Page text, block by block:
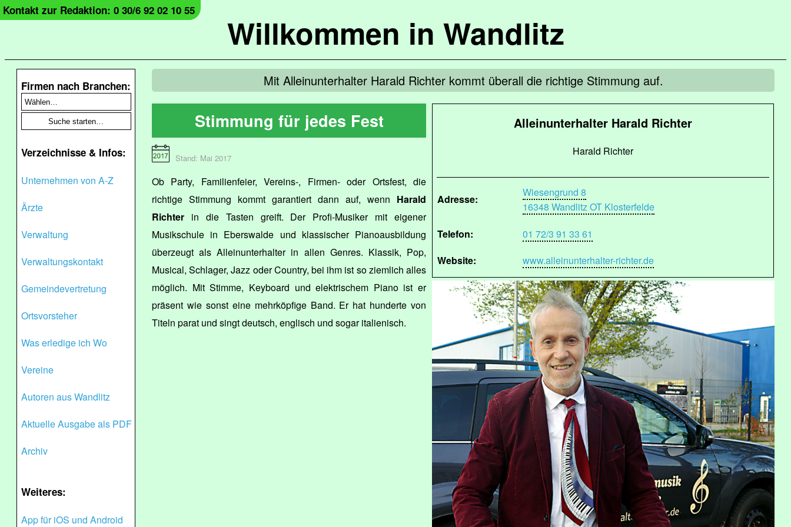
Willkommen in Wandlitz
Kontakt zur Redaktion: 0 30/6 92 02 10 55
Firmen nach Branchen:
Verzeichnisse & Infos:
Unternehmen von A-Z
Ärzte
Verwaltung
Verwaltungskontakt
Gemeindevertretung
Ortsvorsteher
Was erledige ich Wo
Vereine
Autoren aus Wandlitz
Aktuelle Ausgabe als PDF
Archiv
Weiteres:
App für iOS und Android
Mit Alleinunterhalter Harald Richter kommt überall die richtige Stimmung auf.
Alleinunterhalter Harald Richter
Harald Richter
Adresse:
Wiesengrund 8
16348 Wandlitz OT Klosterfelde
Telefon:
01 72/3 91 33 61
Website:
www.alleinunterhalter-richter.de
Stimmung für jedes Fest
Stand: Mai 2017
Ob Party, Familienfeier, Vereins-, Firmen- oder Ortsfest, die
richtige Stimmung kommt garantiert dann auf, wenn Harald
Richter in die Tasten greift. Der Profi-Musiker mit eigener
Musikschule in Eberswalde und klassischer Pianoausbildung
überzeugt als Alleinunterhalter in allen Genres. Klassik, Pop,
Musical, Schlager, Jazz oder Country, bei ihm ist so ziemlich alles
möglich. Mit Stimme, Keyboard und elektrischem Piano ist er
präsent wie sonst eine mehrköpfige Band. Er hat hunderte von
Titeln parat und singt deutsch, englisch und sogar italienisch.